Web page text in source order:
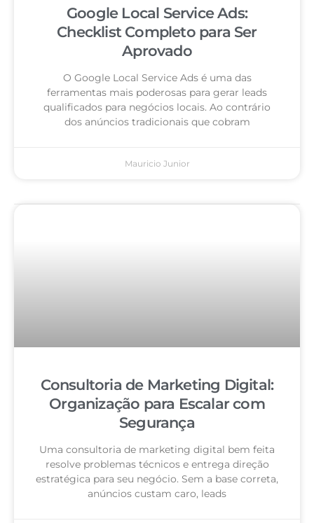
Google Local Service Ads:
Checklist Completo para Ser
Aprovado
O Google Local Service Ads é uma das
ferramentas mais poderosas para gerar leads
qualificados para negócios locais. Ao contrário
dos anúncios tradicionais que cobram
Mauricio Junior
Consultoria de Marketing Digital:
Organização para Escalar com
Segurança
Uma consultoria de marketing digital bem feita
resolve problemas técnicos e entrega direção
estratégica para seu negócio. Sem a base correta,
anúncios custam caro, leads